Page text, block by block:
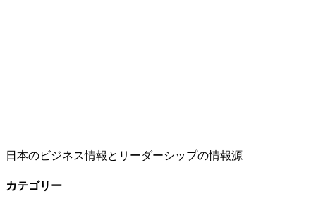
日本のビジネス情報とリーダーシップの情報源
カテゴリー